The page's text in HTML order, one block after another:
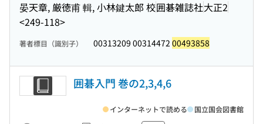
晏天章, 厳徳甫 輯, 小林鍵太郎 校囲碁雑誌社大正2
<249-118>
著者標目（識別子） 00313209 00314472 00493858
囲碁入門 巻の2,3,4,6
インターネットで読める 国立国会図書館